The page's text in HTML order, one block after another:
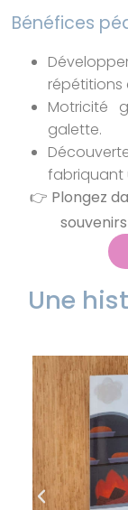
Bénéfices
répétitions
Motricité
galette.
fabriquant
👉 Plongez
Une